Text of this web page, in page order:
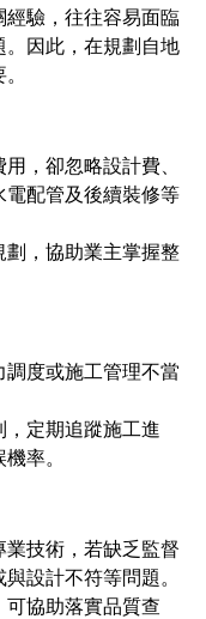
經驗，往往容易面臨
。因此，在規劃自地
，卻忽略設計費、
電配管及後續裝修等
劃，協助業主掌握整
度或施工管理不當
定期追蹤施工進
率。
技術，若缺乏監督
設計不符等問題。
協助落實品質查